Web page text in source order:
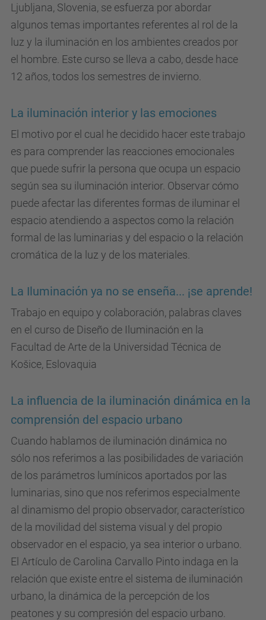
Ljubljana, Slovenia, se esfuerza por abordar
algunos temas importantes referentes al rol de la
luz y la iluminación en los ambientes creados por
el hombre. Este curso se lleva a cabo, desde hace
12 años, todos los semestres de invierno.
La iluminación interior y las emociones
El motivo por el cual he decidido hacer este trabajo
es para comprender las reacciones emocionales
que puede sufrir la persona que ocupa un espacio
según sea su iluminación interior. Observar cómo
puede afectar las diferentes formas de iluminar el
espacio atendiendo a aspectos como la relación
formal de las luminarias y del espacio o la relación
cromática de la luz y de los materiales.
La Iluminación ya no se enseña... ¡se aprende!
Trabajo en equipo y colaboración, palabras claves
en el curso de Diseño de Iluminación en la
Facultad de Arte de la Universidad Técnica de
Košice, Eslovaquia
La influencia de la iluminación dinámica en la
comprensión del espacio urbano
Cuando hablamos de iluminación dinámica no
sólo nos referimos a las posibilidades de variación
de los parámetros lumínicos aportados por las
luminarias, sino que nos referimos especialmente
al dinamismo del propio observador, característico
de la movilidad del sistema visual y del propio
observador en el espacio, ya sea interior o urbano.
El Artículo de Carolina Carvallo Pinto indaga en la
relación que existe entre el sistema de iluminación
urbano, la dinámica de la percepción de los
peatones y su compresión del espacio urbano.